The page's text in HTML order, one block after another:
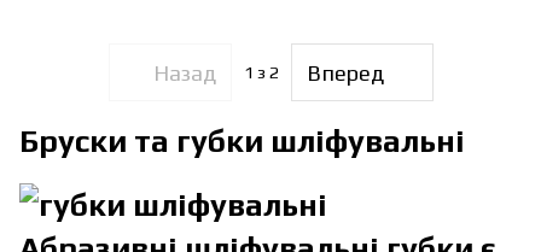
Назад 1 з 2 Вперед
Бруски та губки шліфувальні